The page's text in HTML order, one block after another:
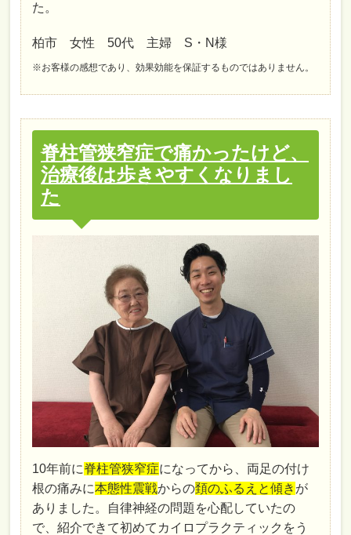
た。
柏市 女性 50代 主婦 S・N様
※お客様の感想であり、効果効能を保証するものではありません。
脊柱管狭窄症で痛かったけど、
治療後は歩きやすくなりまし
た
10年前に脊柱管狭窄症になってから、両足の付け
根の痛みに本態性震戦からの頚のふるえと傾き が
ありました。自律神経の問題を心配していたの
で、紹介できて初めてカイロプラクティックをう